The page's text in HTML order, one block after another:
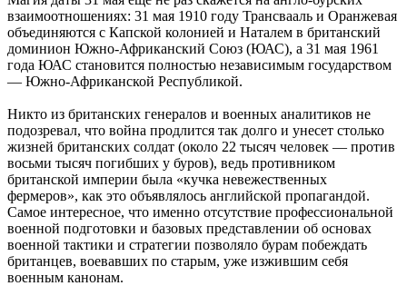
взаимоотношениях: 31 мая 1910 году Трансвааль и Оранжевая
объединяются с Капской колонией и Наталем в британский
доминион Южно-Африканский Союз (ЮАС), а 31 мая 1961
года ЮАС становится полностью независимым государством
— Южно-Африканской Республикой.
Никто из британских генералов и военных аналитиков не
подозревал, что война продлится так долго и унесет столько
жизней британских солдат (около 22 тысяч человек — против
восьми тысяч погибших у буров), ведь противником
британской империи была «кучка невежественных
фермеров», как это объявлялось английской пропагандой.
Самое интересное, что именно отсутствие профессиональной
военной подготовки и базовых представлении об основах
военной тактики и стратегии позволяло бурам побеждать
британцев, воевавших по старым, уже изжившим себя
военным канонам.